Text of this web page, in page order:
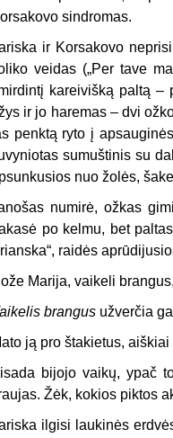
sindromas.
ir Korsakovo
veidas („Per tave
kareivišką paltą –
ir jo haremas – dvi
penktą ryto į
sumuštinis su
nuo žolės,
numirė, ožkas
po kelmu, bet
raidės
Marija, vaikeli
brangus užverčia
ją pro štakietus,
bijojo vaikų, ypač
Žėk, kokios piktos
ilgisi laukinės